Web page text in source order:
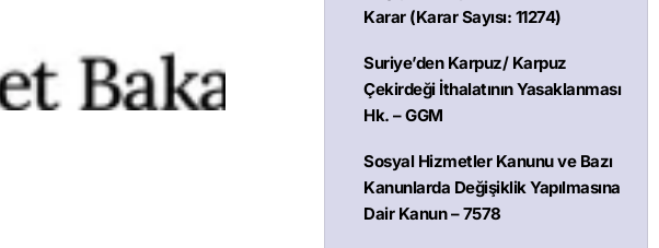
Karar (Karar Sayısı: 11274)
Suriye’den Karpuz/ Karpuz
Çekirdeği İthalatının Yasaklanması
Hk. – GGM
Sosyal Hizmetler Kanunu ve Bazı
Kanunlarda Değişiklik Yapılmasına
Dair Kanun – 7578